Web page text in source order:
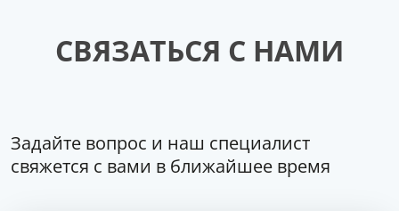
СВЯЗАТЬСЯ С НАМИ
Задайте вопрос и наш специалист
свяжется с вами в ближайшее время